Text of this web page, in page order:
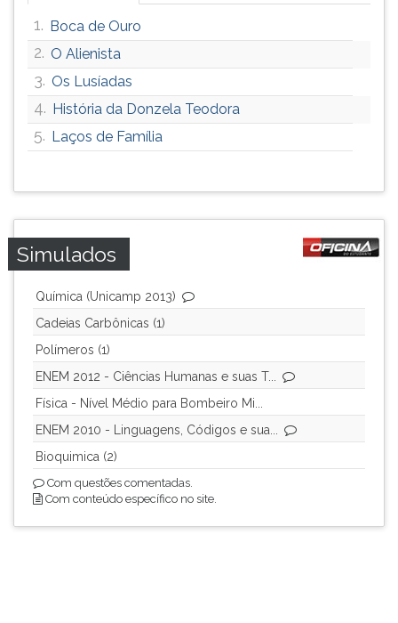
1. Boca de Ouro
2. O Alienista
3. Os Lusíadas
4. História da Donzela Teodora
5. Laços de Família
Simulados
Química (Unicamp 2013)
Cadeias Carbônicas (1)
Polímeros (1)
ENEM 2012 - Ciências Humanas e suas T...
Física - Nível Médio para Bombeiro Mi...
ENEM 2010 - Linguagens, Códigos e sua...
Bioquimica (2)
Com questões comentadas.
Com conteúdo específico no site.